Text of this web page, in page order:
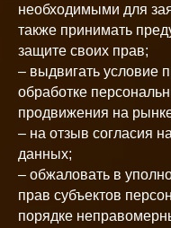
необходимыми для
также принимать
защите своих прав;
– выдвигать условие
обработке
продвижения на
– на отзыв согласия
данных;
– обжаловать в
прав субъектов
порядке